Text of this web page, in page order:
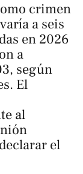
crimen
a seis
en 2026
a
según
. El
al
el